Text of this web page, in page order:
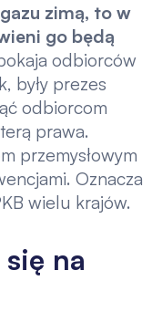
zimą, to w
go będą
odbiorców
były prezes
odbiorcom
prawa.
przemysłowym
Oznacza
wielu krajów.
na